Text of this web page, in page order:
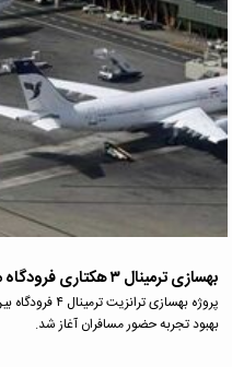
بهسازی ترمینال ۳ هکتاری فرودگاه مهرآباد
پروژه بهسازی
بهبود تجربه حضور مسافران آغاز شد.